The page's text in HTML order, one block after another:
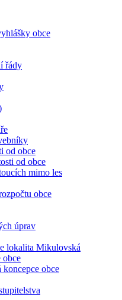
obce
řády
od obce
od obce
mimo les
obce
úprav
lokalita Mikulovská
obce
obce